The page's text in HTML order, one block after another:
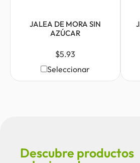
JALEA DE MORA SIN
AZÚCAR
$5.93
Seleccionar
Descubre productos